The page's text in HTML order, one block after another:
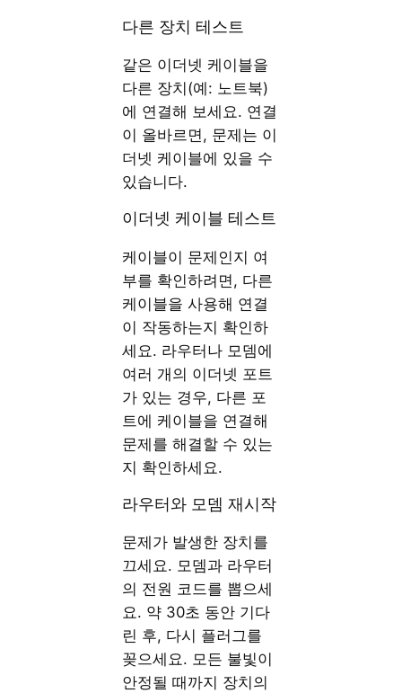
다른 장치 테스트
같은 이더넷 케이블을
다른 장치(예: 노트북)
에 연결해 보세요. 연결
이 올바르면, 문제는 이
더넷 케이블에 있을 수
있습니다.
이더넷 케이블 테스트
케이블이 문제인지 여
부를 확인하려면, 다른
케이블을 사용해 연결
이 작동하는지 확인하
세요. 라우터나 모뎀에
여러 개의 이더넷 포트
가 있는 경우, 다른 포
트에 케이블을 연결해
문제를 해결할 수 있는
지 확인하세요.
라우터와 모뎀 재시작
문제가 발생한 장치를
끄세요. 모뎀과 라우터
의 전원 코드를 뽑으세
요. 약 30초 동안 기다
린 후, 다시 플러그를
꽂으세요. 모든 불빛이
안정될 때까지 장치의